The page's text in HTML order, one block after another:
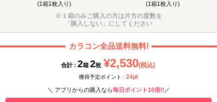
(1箱1枚入り) (1箱1枚入り)
※１箱のみご購入の方は片方の度数を
「購入しない」にしてください
カラコン全品送料無料!
合計 : 2箱 2枚 ¥2,530(税込)
獲得予定ポイント : 24pt
＼ アプリからの購入なら毎日ポイント10倍!! ／